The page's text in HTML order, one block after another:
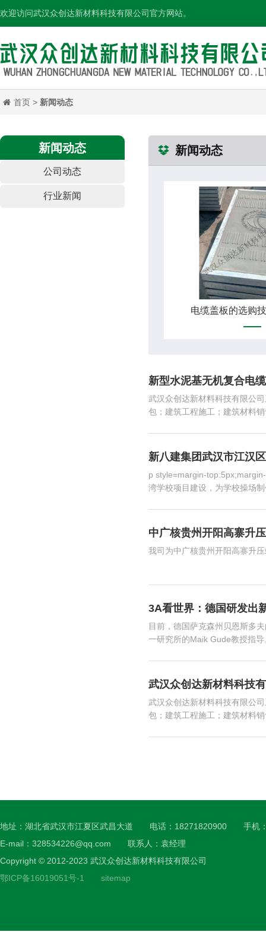
欢迎访问武汉众创达新材料科技有限公司官方网站。
首页 > 新闻动态
新闻动态
公司动态
行业新闻
新闻动态
电缆盖板的选购
新型水泥基无机复合电
武汉众创达新材料科技有限公
包；建筑工程施工；建筑材料
新八建集团武汉市江汉
p style=margin-
湾学校项目建设，为学校操场
中广核贵州开阳高寨升
我司为中广核贵州开阳高寨升
3A看世界：德国研发出
目前，德国萨克森州贝恩斯多
一研究所的Maik Gude教授指
武汉众创达新材料科技
武汉众创达新材料科技有限公
包；建筑工程施工；建筑材料
地址：湖北省武汉市江夏区武昌大道 电话：18271820900 手机
E-mail：328534226@qq.com 联系人：袁经理
Copyright © 2012-2023 武汉众创达新材料科技有限公司
鄂ICP备16019051号-1
sitemap